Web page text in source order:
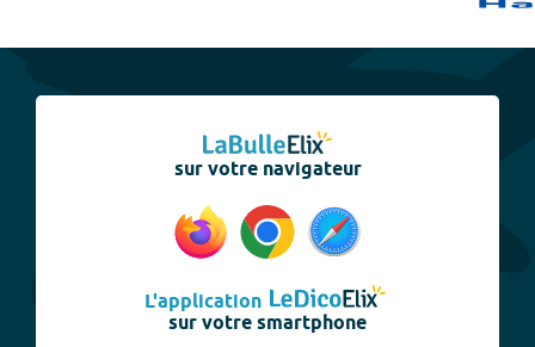
sur votre navigateur
L'application
sur votre smartphone